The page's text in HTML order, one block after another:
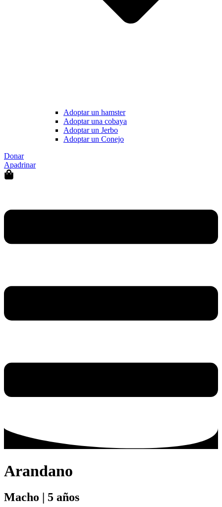
Adoptar un hamster
Adoptar una cobaya
Adoptar un Jerbo
Adoptar un Conejo
Donar
Apadrinar
Arandano
Macho | 5 años